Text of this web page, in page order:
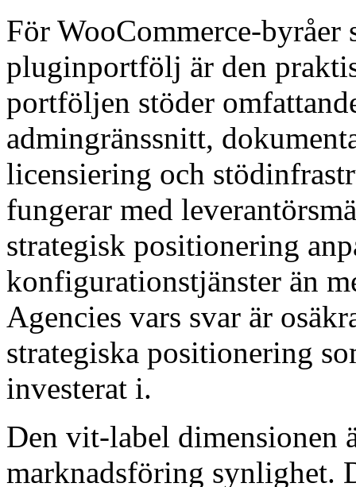
För WooCommerce-byråer
pluginportfölj är den
portföljen stöder
admingränssnitt,
licensiering och
fungerar med
strategisk positionering
konfigurationstjänster än
Agencies vars svar är
strategiska positionering
investerat i.
Den vit-label dimensionen
marknadsföring synlighet.